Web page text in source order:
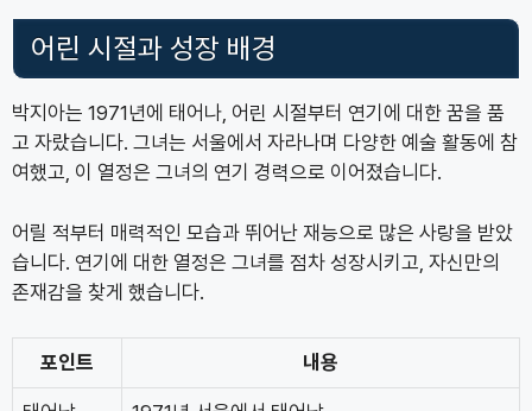
어린 시절과 성장 배경
박지아는 1971년에 태어나, 어린 시절부터 연기에 대한 꿈을 품
고 자랐습니다. 그녀는 서울에서 자라나며 다양한 예술 활동에 참
여했고, 이 열정은 그녀의 연기 경력으로 이어졌습니다.
어릴 적부터 매력적인 모습과 뛰어난 재능으로 많은 사랑을 받았
습니다. 연기에 대한 열정은 그녀를 점차 성장시키고, 자신만의
존재감을 찾게 했습니다.
포인트 내용